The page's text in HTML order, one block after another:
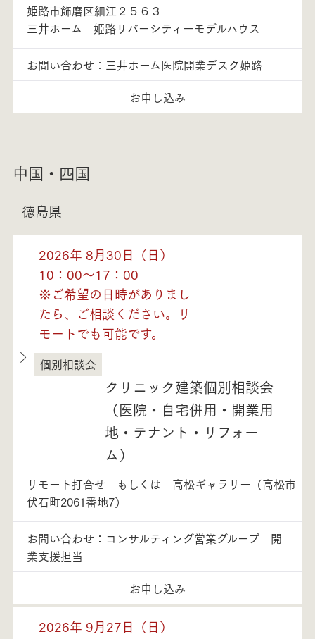
姫路市飾磨区細江２５６３
三井ホーム 姫路リバーシティーモデルハウス
お問い合わせ：三井ホーム医院開業デスク姫路
お申し込み
中国・四国
徳島県
2026年 8月30日（日）
10：00～17：00
※ご希望の日時がありまし
たら、ご相談ください。リ
モートでも可能です。
徳島県
個別相談会
クリニック建築個別相談会
（医院・自宅併用・開業用
地・テナント・リフォー
ム）
リモート打合せ もしくは 高松ギャラリー（高松市
伏石町2061番地7）
お問い合わせ：コンサルティング営業グループ 開
業支援担当
お申し込み
2026年 9月27日（日）